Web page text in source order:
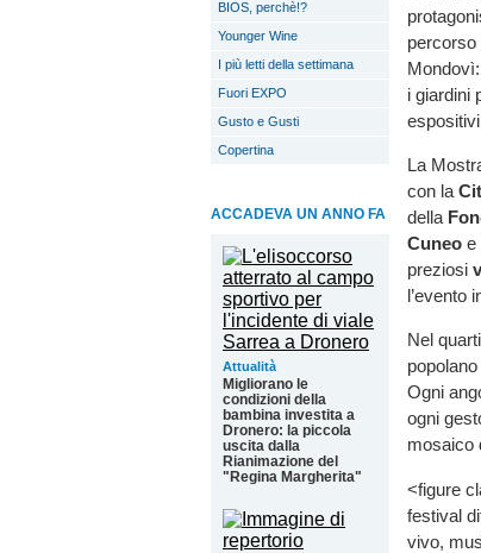
BIOS, perchè!?
Younger Wine
I più letti della settimana
Fuori EXPO
Gusto e Gusti
Copertina
ACCADEVA UN ANNO FA
Attualità
Migliorano le
condizioni della
bambina investita a
Dronero: la piccola
uscita dalla
Rianimazione del
"Regina Margherita"
percorso
i giardini
La
con la
della
Cuneo e
preziosi
l’evento
Nel
Ogni
ogni
mosaico
<figure
festival
vivo,